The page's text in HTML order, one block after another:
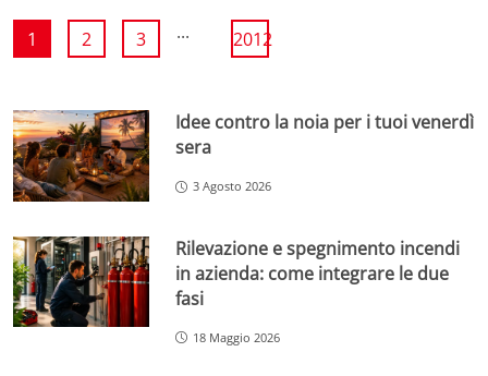
1 2 3 ... 2012
Idee contro la noia per i tuoi venerdì
sera
3 Agosto 2026
Rilevazione e spegnimento incendi
in azienda: come integrare le due
fasi
18 Maggio 2026